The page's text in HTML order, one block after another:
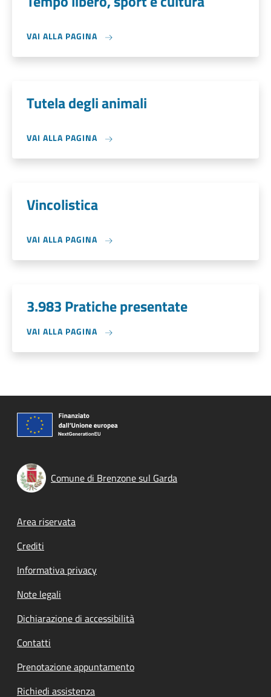
VAI ALLA PAGINA
Tutela degli animali
VAI ALLA PAGINA
Vincolistica
VAI ALLA PAGINA
3.983 Pratiche presentate
VAI ALLA PAGINA
Comune di Brenzone sul Garda
Footer menu
Area riservata
Crediti
Informativa privacy
Note legali
Dichiarazione di accessibilità
Contatti
Prenotazione appuntamento
Richiedi assistenza